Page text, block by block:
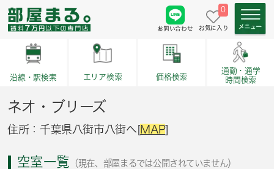
お問い合わせ
0
お気に入り
沿線・駅検索 エリア検索 価格検索
通勤・通学
時間検索
ネオ・ブリーズ
住所：千葉県八街市八街へ[MAP]
空室一覧 （現在、部屋まるでは公開されていません）